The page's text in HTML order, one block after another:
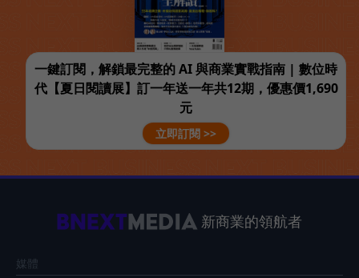
一鍵訂閱，解鎖最完整的 AI 與商業實戰指南 | 數位時
代【夏日閱讀展】訂一年送一年共12期，優惠價1,690
元
立即訂閱 >>
新商業的領航者
媒體